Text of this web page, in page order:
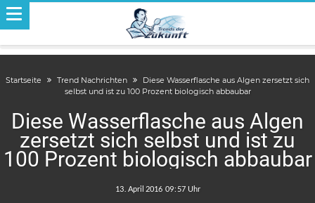
Startseite Trend Nachrichten
Diese Wasserflasche aus Algen zersetzt sich
selbst und ist zu 100 Prozent biologisch abbaubar
Diese Wasserflasche aus Algen
zersetzt sich selbst und ist zu
100 Prozent biologisch abbaubar
: